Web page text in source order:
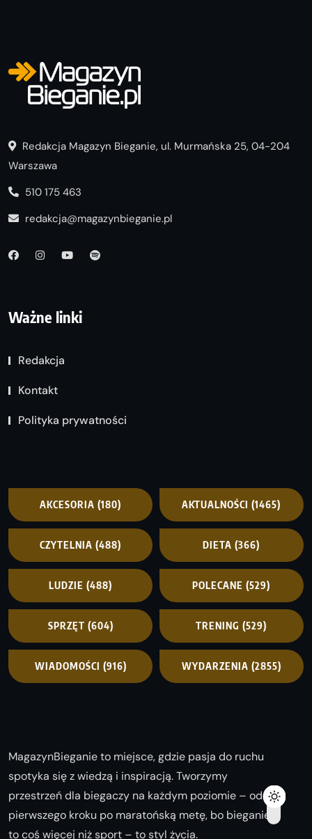
Redakcja Magazyn Bieganie, ul. Murmańska 25, 04-204
Warszawa
510 175 463
redakcja@magazynbieganie.pl
Ważne linki
Redakcja
Kontakt
Polityka prywatności
AKCESORIA (180) AKTUALNOŚCI (1465)
CZYTELNIA (488) DIETA (366)
LUDZIE (488) POLECANE (529)
SPRZĘT (604) TRENING (529)
WIADOMOŚCI (916) WYDARZENIA (2855)
MagazynBieganie to miejsce, gdzie pasja do ruchu
spotyka się z wiedzą i inspiracją. Tworzymy
przestrzeń dla biegaczy na każdym poziomie – od
pierwszego kroku po maratońską metę, bo bieganie
to coś więcej niż sport – to styl życia.